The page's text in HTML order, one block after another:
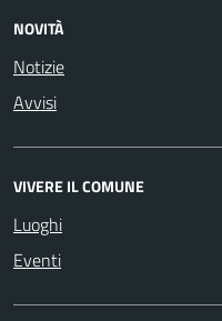
NOVITÀ
Notizie
Avvisi
VIVERE IL COMUNE
Luoghi
Eventi